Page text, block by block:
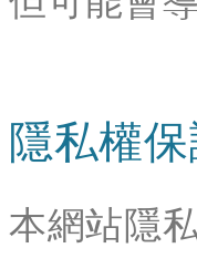
隱私權
本網站隱